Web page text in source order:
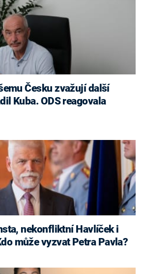
Kuba. ODS reagovala
může vyzvat Petra Pavla?